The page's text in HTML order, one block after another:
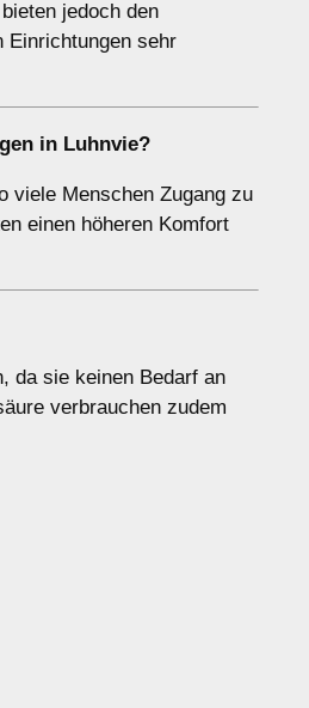
jedoch den
Einrichtungen sehr
in Luhnvie?
viele Menschen Zugang zu
einen höheren Komfort
da sie keinen Bedarf an
verbrauchen zudem